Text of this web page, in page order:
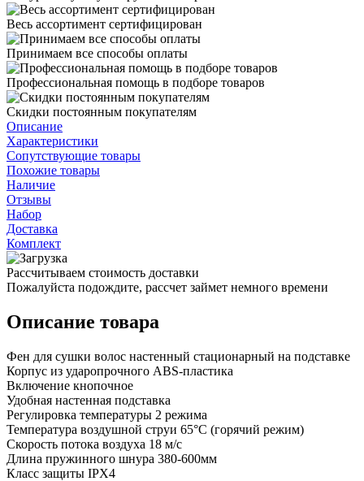
Весь ассортимент сертифицирован
Принимаем все способы оплаты
Профессиональная помощь в подборе товаров
Скидки постоянным покупателям
Описание
Характеристики
Сопутствующие товары
Похожие товары
Наличие
Отзывы
Набор
Доставка
Комплект
Рассчитываем стоимость доставки
Пожалуйста подождите, рассчет займет немного времени
Описание товара
Фен для сушки волос настенный стационарный на подставке
Корпус из ударопрочного ABS-пластика
Включение кнопочное
Удобная настенная подставка
Регулировка температуры 2 режима
Температура воздушной струи 65°С (горячий режим)
Скорость потока воздуха 18 м/с
Длина пружинного шнура 380-600мм
Класс защиты IPX4